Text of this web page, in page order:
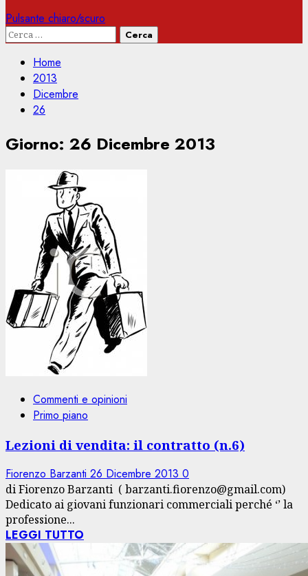
Pulsante chiaro/scuro
Ricerca
Home
2013
Dicembre
26
Giorno: 26 Dicembre 2013
Commenti e opinioni
Primo piano
Lezioni di vendita: il contratto (n.6)
Fiorenzo Barzanti 26 Dicembre 2013 0
di Fiorenzo Barzanti ( barzanti.fiorenzo@gmail.com)
Dedicato ai giovani funzionari commerciali perché ‘’ la
professione...
LEGGI TUTTO